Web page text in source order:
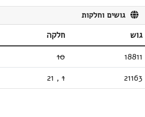
גושים וחלקות
גוש
חלקה
18811
10
21163
1
,
21